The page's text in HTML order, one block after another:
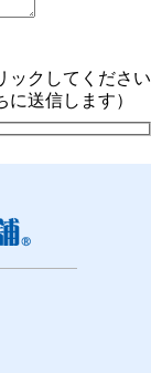
ックしてください
送信します）